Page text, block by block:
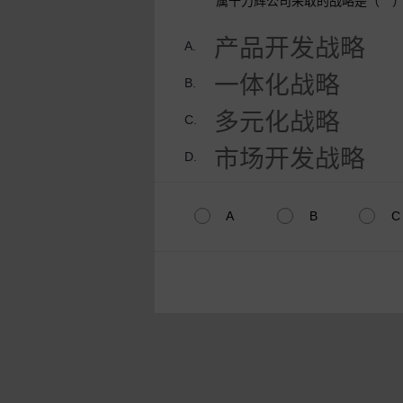
A. 产品开发战略
B. 一体化战略
C. 多元化战略
D. 市场开发战略
A B C